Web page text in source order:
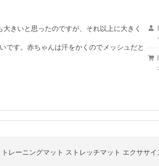
きいと思ったのですが、それ以上に大きく
です。赤ちゃんは汗をかくのでメッシュだと
-
レーニングマット ストレッチマット エクササ